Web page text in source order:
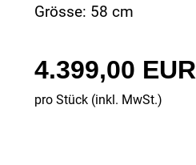
Grösse: 58 cm
4.399,00 EUR
pro Stück (inkl. MwSt.)